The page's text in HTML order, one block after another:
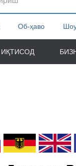
Об-ҳаво
ИҚТИСОД